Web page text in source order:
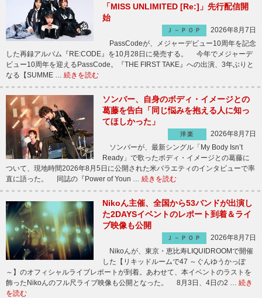
「MISS UNLIMITED [Re:]」先行配信開
始
Ｊ－ＰＯＰ
2026年8月7日
PassCodeが、メジャーデビュー10周年を記念
した再録アルバム『RE:CODE』を10月28日に発売する。 今年でメジャーデ
ビュー10周年を迎えるPassCode。『THE FIRST TAKE』への出演、3年ぶりと
なる【SUMME … 続きを読む
ソンバー、自身のボディ・イメージとの
葛藤を告白「同じ悩みを抱える人に知っ
てほしかった」
洋楽
2026年8月7日
ソンバーが、最新シングル「My Body Isn’t
Ready」で歌ったボディ・イメージとの葛藤に
ついて、現地時間2026年8月5日に公開された米バラエティのインタビューで率
直に語った。 同誌の『Power of Youn … 続きを読む
Nikoん主催、全国から53バンドが出演し
た2DAYSイベントのレポート到着＆ライ
ブ映像も公開
Ｊ－ＰＯＰ
2026年8月7日
Nikoんが、東京・恵比寿LIQUIDROOMで開催
した【リキッドルームで47 ～ぐんゆうかっぽ
～】のオフィシャルライブレポートが到着。あわせて、本イベントのラストを
飾ったNikoんのフル尺ライブ映像も公開となった。 8月3日、4日の2 … 続き
を読む